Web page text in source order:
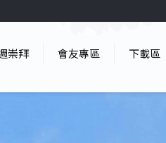
崇拜 會友專區 下載區